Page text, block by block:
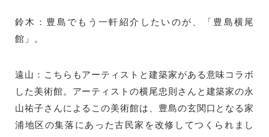
鈴木：豊島でもう一軒紹介したいのが、「豊島横尾
館」。
遠山：こちらもアーティストと建築家がある意味コラボ
した美術館。アーティストの横尾忠則さんと建築家の永
山祐子さんによるこの美術館は、豊島の玄関口となる家
浦地区の集落にあった古民家を改修してつくられまし